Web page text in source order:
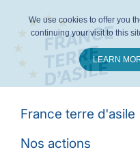
France terre d'asile
Nos actions
We use cookies to offer you
continuing your visit to this
LEARN